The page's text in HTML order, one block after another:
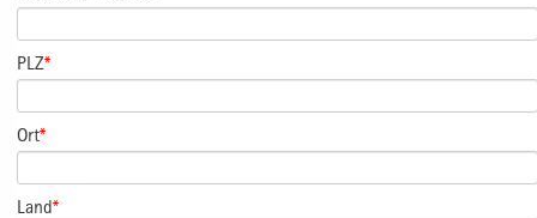
PLZ*
Ort*
Land*